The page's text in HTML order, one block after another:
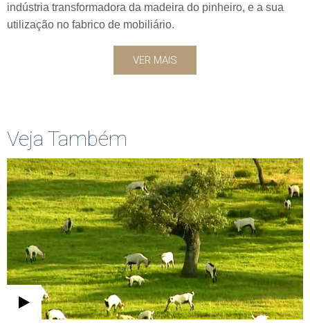
indústria transformadora da madeira do pinheiro, e a sua
utilização no fabrico de mobiliário.
VER MAIS
Veja Também